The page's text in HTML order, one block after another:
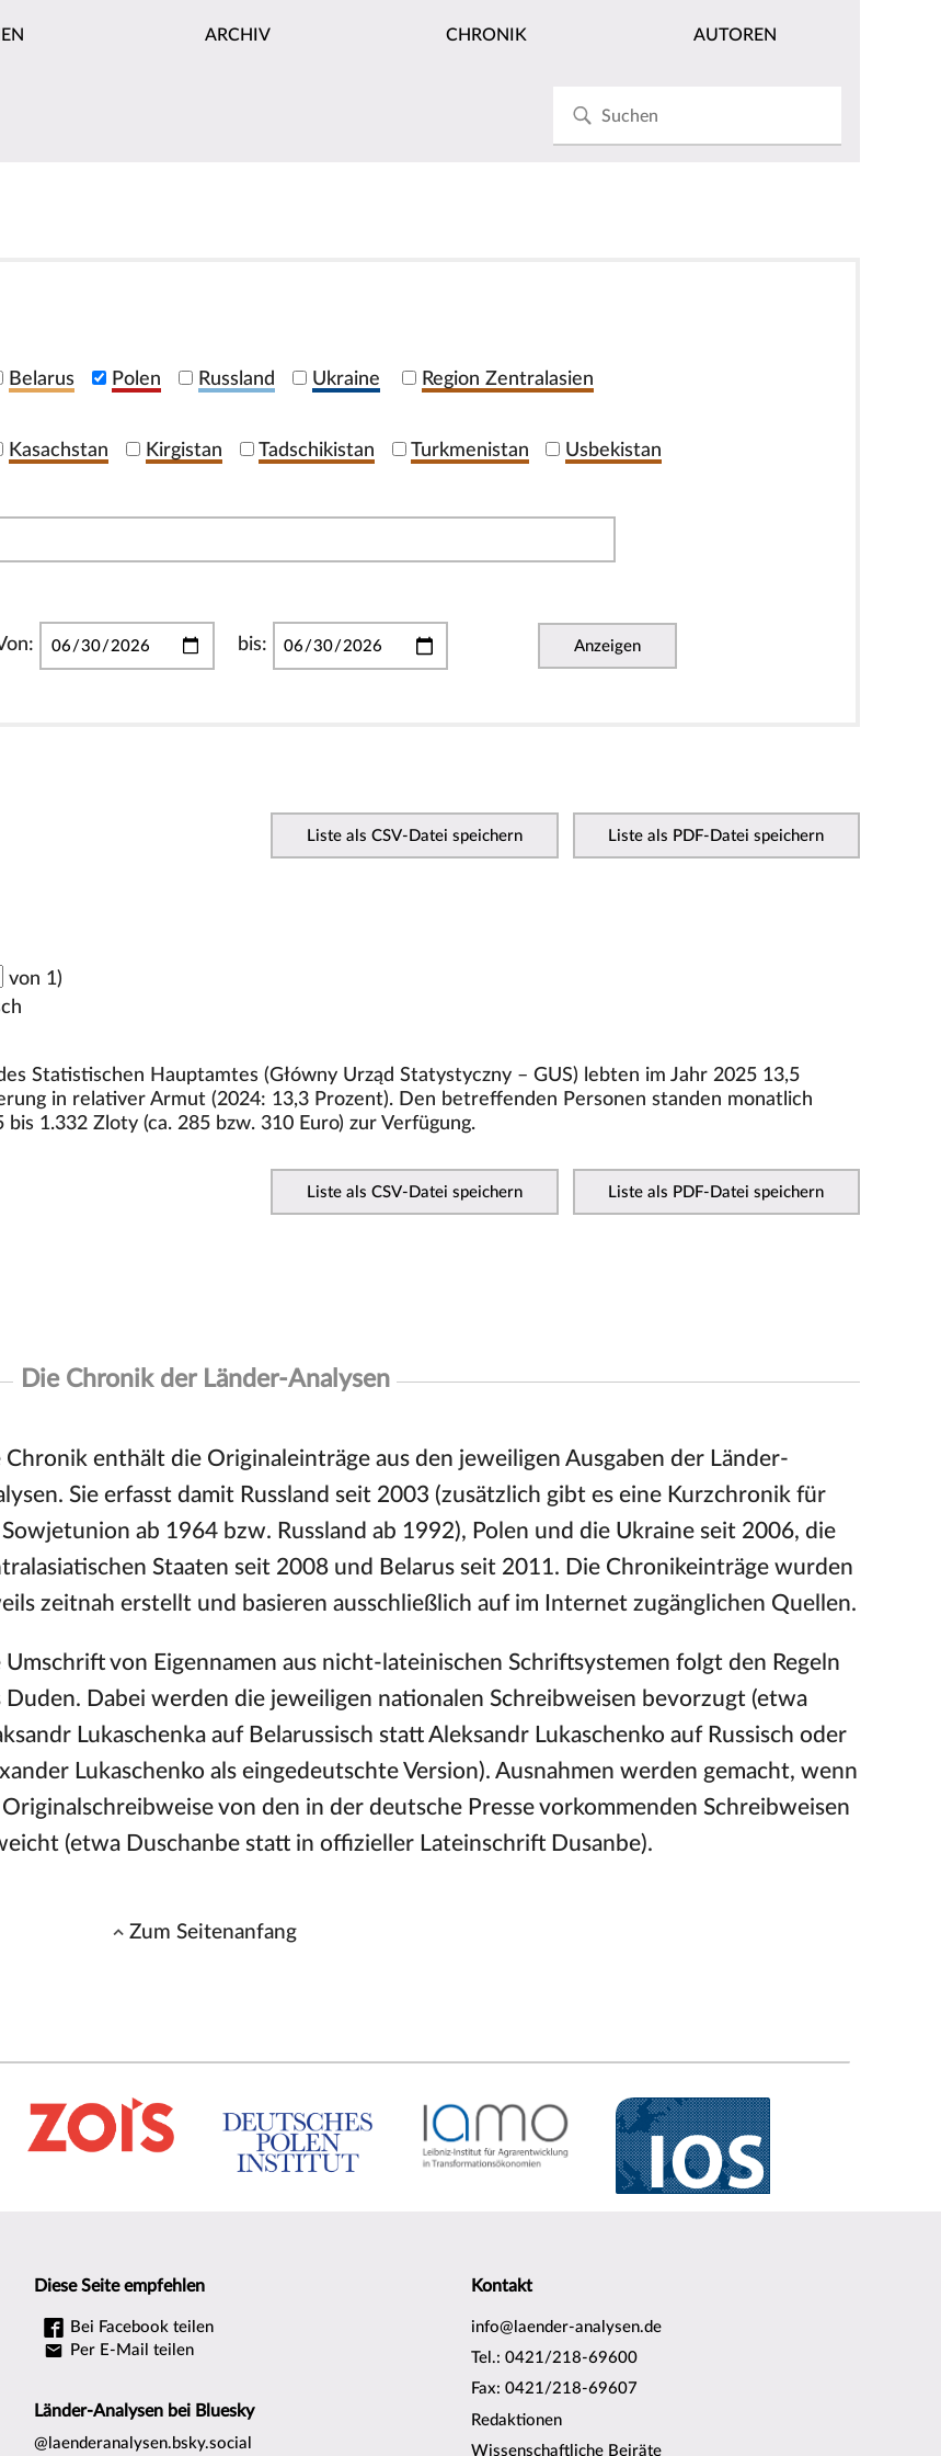
ARCHIV CHRONIK AUTOREN
Belarus Polen Russland Ukraine Region Zentralasien
Kasachstan Kirgistan Tadschikistan Turkmenistan Usbekistan
bis: Anzeigen
Liste als CSV-Datei speichern Liste als PDF-Datei speichern
von 1)
Statistischen Hauptamtes (Główny Urząd Statystyczny – GUS) lebten im Jahr 2025 13,5
in relativer Armut (2024: 13,3 Prozent). Den betreffenden Personen standen monatlich
bis 1.332 Zloty (ca. 285 bzw. 310 Euro) zur Verfügung.
Liste als CSV-Datei speichern Liste als PDF-Datei speichern
Die Chronik der Länder-Analysen
Chronik enthält die Originaleinträge aus den jeweiligen Ausgaben der Länder-
Sie erfasst damit Russland seit 2003 (zusätzlich gibt es eine Kurzchronik für
ab 1964 bzw. Russland ab 1992), Polen und die Ukraine seit 2006, die
Staaten seit 2008 und Belarus seit 2011. Die Chronikeinträge wurden
zeitnah erstellt und basieren ausschließlich auf im Internet zugänglichen Quellen.
Umschrift von Eigennamen aus nicht-lateinischen Schriftsystemen folgt den Regeln
Duden. Dabei werden die jeweiligen nationalen Schreibweisen bevorzugt (etwa
Lukaschenka auf Belarussisch statt Aleksandr Lukaschenko auf Russisch oder
Lukaschenko als eingedeutschte Version). Ausnahmen werden gemacht, wenn
von den in der deutsche Presse vorkommenden Schreibweisen
(etwa Duschanbe statt in offizieller Lateinschrift Dusanbe).
Zum Seitenanfang
Diese Seite empfehlen
Bei Facebook teilen
Per E-Mail teilen
Länder-Analysen bei Bluesky
@laenderanalysen.bsky.social
Kontakt
info@laender-analysen.de
Tel.: 0421/218-69600
Fax: 0421/218-69607
Redaktionen
Wissenschaftliche Beiräte